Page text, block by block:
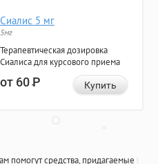
Сиалис 5 мг
5мг
Терапевтическая дозировка
Сиалиса для курсового приема
от 60Р Купить
помогут средства, придагаемые